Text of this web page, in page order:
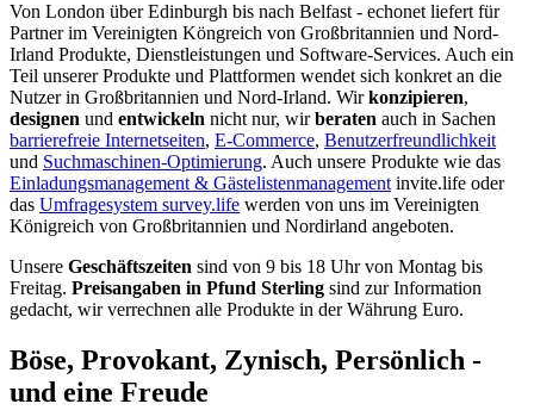
Von London über Edinburgh bis nach Belfast - echonet liefert für
Partner im Vereinigten Köngreich von Großbritannien und Nord-
Irland Produkte, Dienstleistungen und Software-Services. Auch ein
Teil unserer Produkte und Plattformen wendet sich konkret an die
Nutzer in Großbritannien und Nord-Irland. Wirkonzipieren,
designen und entwickeln nicht nur, wirberaten auch in Sachen
barrierefreie Internetseiten, E-Commerce, Benutzerfreundlichkeit
und Suchmaschinen-Optimierung. Auch unsere Produkte wie das
Einladungsmanagement & Gästelistenmanagement invite.life oder
das Umfragesystem survey.life werden von uns im Vereinigten
Königreich von Großbritannien und Nordirland angeboten.
Unsere Geschäftszeiten sind von 9 bis 18 Uhr von Montag bis
Freitag. Preisangaben in Pfund Sterling sind zur Information
gedacht, wir verrechnen alle Produkte in der Währung Euro.
Böse, Provokant, Zynisch, Persönlich -
und eine Freude